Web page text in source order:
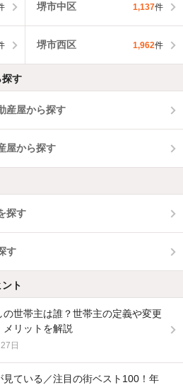
堺市中区 1,137件
堺市西区 1,962件
す
産屋から探す
屋から探す
探す
す
ト
の世帯主は誰？世帯主の定義や変更
メリットを解説
日
見ている／注目の街ベスト100！年